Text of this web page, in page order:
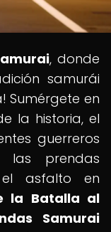
, donde
samurái
Sumérgete en
la historia, el
guerreros
las prendas
asfalto en
la Batalla al
Samurai